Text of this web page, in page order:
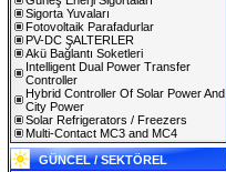
Sigorta Yuvaları
Fotovoltaik Parafadurlar
PV-DC ŞALTERLER
Akü Bağlantı Soketleri
Intelligent Dual Power Transfer
Controller
Hybrid Controller Of Solar Power And
City Power
Solar Refrigerators / Freezers
Multi-Contact MC3 and MC4
GÜNCEL / SEKTÖREL